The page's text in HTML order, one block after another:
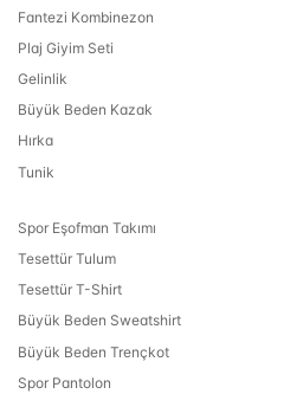
Fantezi Kombinezon
Plaj Giyim Seti
Gelinlik
Büyük Beden Kazak
Hırka
Tunik
Spor Eşofman Takımı
Tesettür Tulum
Tesettür T-Shirt
Büyük Beden Sweatshirt
Büyük Beden Trençkot
Spor Pantolon